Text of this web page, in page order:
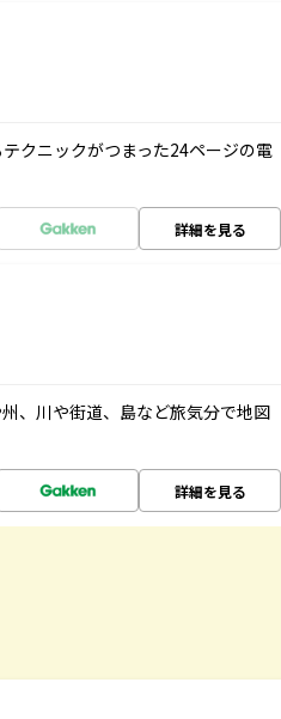
クニックがつまった24ページの電
詳細を見る
、川や街道、島など旅気分で地図
詳細を見る